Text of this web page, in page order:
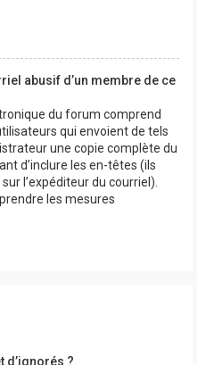
abusif d’un membre de ce
du forum comprend
qui envoient de tels
une copie complète du
d’inclure les en-têtes (ils
l’expéditeur du courriel).
les mesures
d’ignorés ?